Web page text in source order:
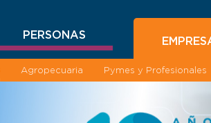
PERSONAS
Agropecuaria Pymes y Profesionales